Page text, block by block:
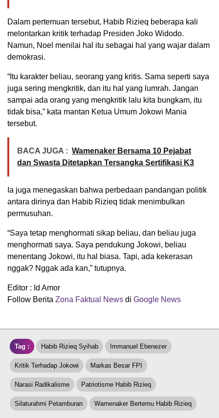
Dalam pertemuan tersebut, Habib Rizieq beberapa kali
melontarkan kritik terhadap Presiden Joko Widodo.
Namun, Noel menilai hal itu sebagai hal yang wajar dalam
demokrasi.
“Itu karakter beliau, seorang yang kritis. Sama seperti saya
juga sering mengkritik, dan itu hal yang lumrah. Jangan
sampai ada orang yang mengkritik lalu kita bungkam, itu
tidak bisa,” kata mantan Ketua Umum Jokowi Mania
tersebut.
BACA JUGA : Wamenaker Bersama 10 Pejabat
dan Swasta Ditetapkan Tersangka Sertifikasi K3
Ia juga menegaskan bahwa perbedaan pandangan politik
antara dirinya dan Habib Rizieq tidak menimbulkan
permusuhan.
“Saya tetap menghormati sikap beliau, dan beliau juga
menghormati saya. Saya pendukung Jokowi, beliau
menentang Jokowi, itu hal biasa. Tapi, ada kekerasan
nggak? Nggak ada kan,” tutupnya.
Editor : Id Amor
Follow Berita Zona Faktual News di Google News
Tag : Habib Rizieq Syihab Immanuel Ebenezer
Kritik Terhadap Jokowi Markas Besar FPI
Narasi Radikalisme Patriotisme Habib Rizieq
Silaturahmi Petamburan Wamenaker Bertemu Habib Rizieq